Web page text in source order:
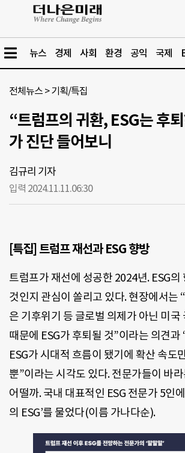
뉴스 경제 사회 환경 공익 국제
전체뉴스 >기획/특집
“트럼프의 귀환, ESG는 후
가 진단 들어보니
김규리 기자
입력 2024.11.11.06:30
[특집] 트럼프 재선과 ESG 향방
트럼프가 재선에 성공한 2024년. ESG의
것인지 관심이 쏠리고 있다. 현장에서는
은 기후위기 등 글로벌 의제가 아닌 미국
때문에 ESG가 후퇴될 것”이라는 의견과
ESG가 시대적 흐름이 됐기에 확산 속도
뿐”이라는 시각도 있다. 전문가들이 바
어떨까. 국내 대표적인 ESG 전문가 5인
의 ESG’를 물었다(이름 가나다순).